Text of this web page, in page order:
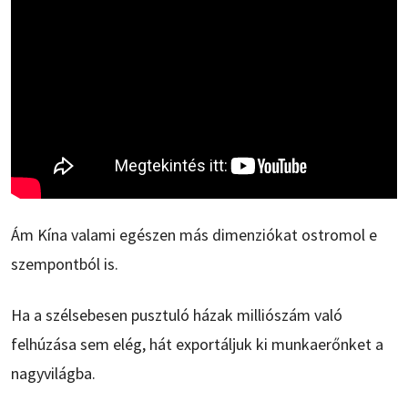
Ám Kína valami egészen más dimenziókat ostromol e
szempontból is.
Ha a szélsebesen pusztuló házak milliószám való
felhúzása sem elég, hát exportáljuk ki munkaerőnket a
nagyvilágba.